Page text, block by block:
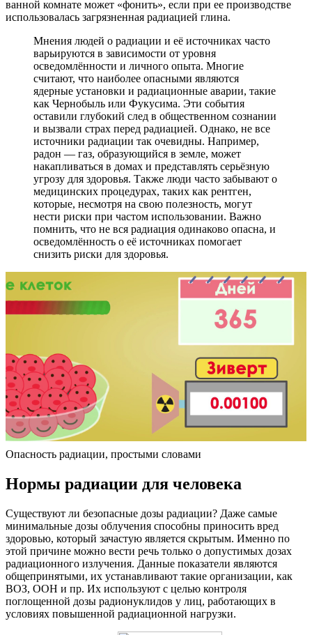
ванной комнате может «фонить», если при ее производстве
использовалась загрязненная радиацией глина.
Мнения людей о радиации и её источниках часто
варьируются в зависимости от уровня
осведомлённости и личного опыта. Многие
считают, что наиболее опасными являются
ядерные установки и радиационные аварии, такие
как Чернобыль или Фукусима. Эти события
оставили глубокий след в общественном сознании
и вызвали страх перед радиацией. Однако, не все
источники радиации так очевидны. Например,
радон — газ, образующийся в земле, может
накапливаться в домах и представлять серьёзную
угрозу для здоровья. Также люди часто забывают о
медицинских процедурах, таких как рентген,
которые, несмотря на свою полезность, могут
нести риски при частом использовании. Важно
помнить, что не вся радиация одинаково опасна, и
осведомлённость о её источниках помогает
снизить риски для здоровья.
Опасность радиации, простыми словами
Нормы радиации для человека
Существуют ли безопасные дозы радиации? Даже самые
минимальные дозы облучения способны приносить вред
здоровью, который зачастую является скрытым. Именно по
этой причине можно вести речь только о допустимых дозах
радиационного излучения. Данные показатели являются
общепринятыми, их устанавливают такие организации, как
ВОЗ, ООН и пр. Их используют с целью контроля
поглощенной дозы радионуклидов у лиц, работающих в
условиях повышенной радиационной нагрузки.